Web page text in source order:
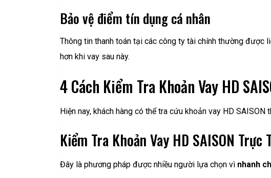
Bảo vệ điểm tín dụng cá nhân
Thông tin thanh toán tại các công ty tài chính thường được
hơn khi vay sau này.
4 Cách Kiểm Tra Khoản Vay HD
Hiện nay, khách hàng có thể tra cứu khoản vay HD SAISON
Kiểm Tra Khoản Vay HD SAISON Trực
Đây là phương pháp được nhiều người lựa chọn vì nhanh